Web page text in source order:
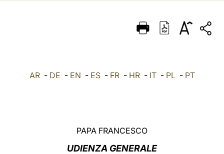
ITALIANO
AR- DE - EN - ES- FR- HR- IT- PL- PT
PAPA FRANCESCO
UDIENZA GENERALE